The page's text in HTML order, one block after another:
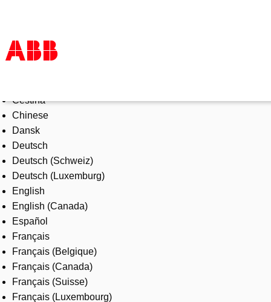
Products & Solutions
Industries
Services
About us
Where to buy
Contact us
Careers
Čeština
Chinese
Dansk
Deutsch
Deutsch (Schweiz)
Deutsch (Luxemburg)
English
English (Canada)
Español
Français
Français (Belgique)
Français (Canada)
Français (Suisse)
Français (Luxembourg)